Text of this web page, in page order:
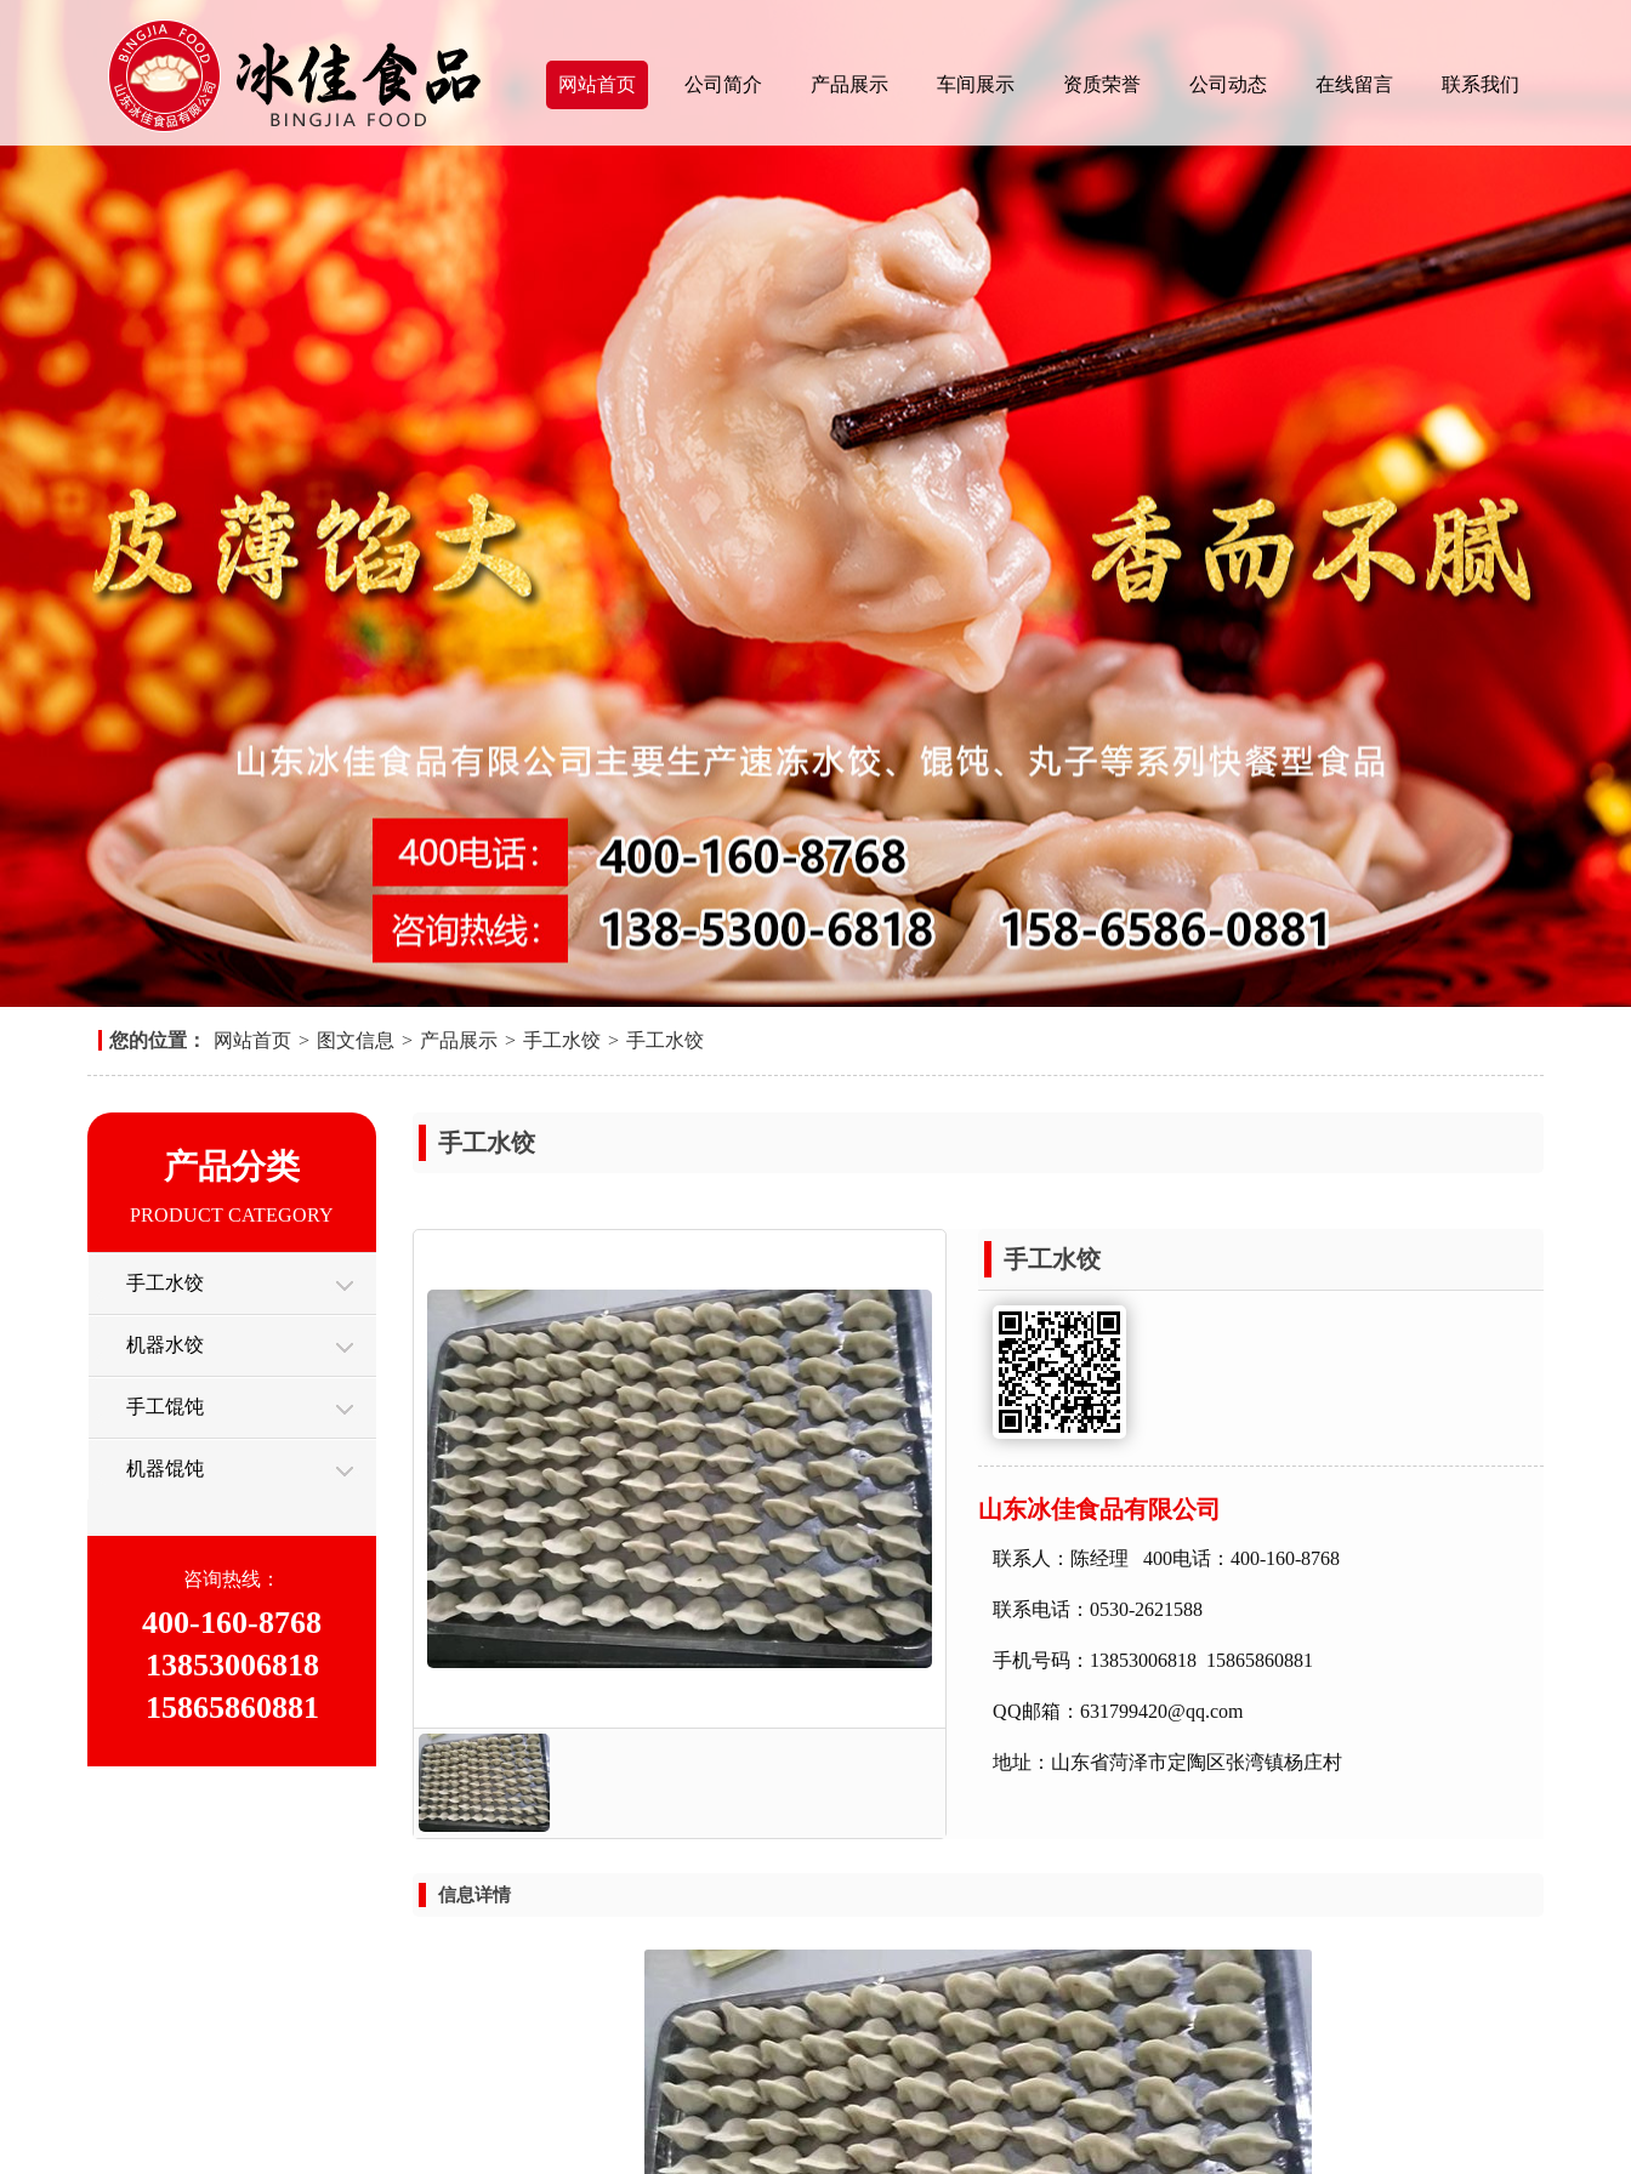
网站首页 公司简介 产品展示 车间展示 资质荣誉 公司动态 在线留言 联系我们
您的位置： 网站首页 > 图文信息 > 产品展示 > 手工水饺 > 手工水饺
产品分类
PRODUCT CATEGORY
手工水饺
机器水饺
手工馄饨
机器馄饨
咨询热线：
400-160-8768
13853006818
15865860881
手工水饺
手工水饺
山东冰佳食品有限公司
联系人：陈经理 400电话：400-160-8768
联系电话：0530-2621588
手机号码：13853006818 15865860881
QQ邮箱：631799420@qq.com
地址：山东省菏泽市定陶区张湾镇杨庄村
信息详情